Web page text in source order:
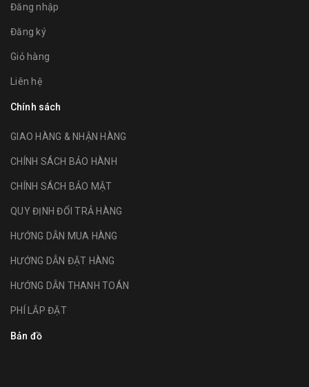
Đăng nhập
Đăng ký
Giỏ hàng
Liên hệ
Chính sách
GIAO HÀNG & NHẬN HÀNG
CHÍNH SÁCH BẢO HÀNH
CHÍNH SÁCH BẢO MẬT
QUY ĐỊNH ĐỔI TRẢ HÀNG
HƯỚNG DẪN MUA HÀNG
HƯỚNG DẪN ĐẶT HÀNG
HƯỚNG DẪN THANH TOÁN
PHÍ LẮP ĐẶT
Bản đồ